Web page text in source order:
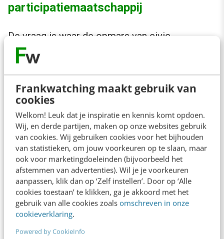
Frankwatching maakt gebruik van
cookies
Welkom! Leuk dat je inspiratie en kennis komt opdoen.
Wij, en derde partijen, maken op onze websites gebruik
van cookies. Wij gebruiken cookies voor het bijhouden
van statistieken, om jouw voorkeuren op te slaan, maar
ook voor marketingdoeleinden (bijvoorbeeld het
afstemmen van advertenties). Wil je je voorkeuren
aanpassen, klik dan op ‘Zelf instellen’. Door op ‘Alle
cookies toestaan’ te klikken, ga je akkoord met het
gebruik van alle cookies zoals omschreven in onze
cookieverklaring.
Powered by CookieInfo
participatiemaatschappij
De vraag is waar de opmars van civic
crowdfunding heengaat. Is dit het begin van de
participatiemaatschappij? De meeste civic
crowdfunding-projecten komen voort uit een
gemeenschap die bij elkaar zijn gebracht door
de locatie waar ze wonen of door een
gezamenlijke interesse voor een bepaald
thema. De belangrijkste reden dat mensen
eraan meedoen, lijkt vooral “het samen iets
voor elkaar krijgen”.
Samen iets voor elkaar krijgen